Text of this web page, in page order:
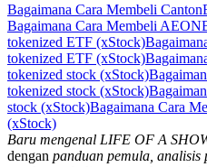
Bagaimana Cara Membeli Canton
Bagaimana Cara Membeli AEON
tokenized ETF (xStock)
tokenized ETF (xStock)
tokenized stock (xStock)
tokenized stock (xStock)
stock (xStock)Bagaimana Cara
(xStock)
Baru mengenal LIFE OF A
dengan panduan pemula, analisis